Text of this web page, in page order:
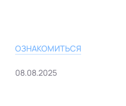
ОЗНАКОМИТЬСЯ
08.08.2025